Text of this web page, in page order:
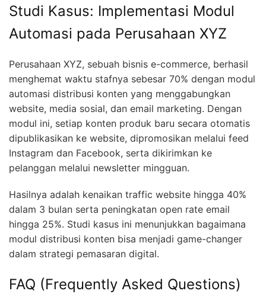
Studi Kasus: Implementasi Modul
Automasi pada Perusahaan XYZ
Perusahaan XYZ, sebuah bisnis e-commerce, berhasil
menghemat waktu stafnya sebesar 70% dengan modul
automasi distribusi konten yang menggabungkan
website, media sosial, dan email marketing. Dengan
modul ini, setiap konten produk baru secara otomatis
dipublikasikan ke website, dipromosikan melalui feed
Instagram dan Facebook, serta dikirimkan ke
pelanggan melalui newsletter mingguan.
Hasilnya adalah kenaikan traffic website hingga 40%
dalam 3 bulan serta peningkatan open rate email
hingga 25%. Studi kasus ini menunjukkan bagaimana
modul distribusi konten bisa menjadi game-changer
dalam strategi pemasaran digital.
FAQ (Frequently Asked Questions)